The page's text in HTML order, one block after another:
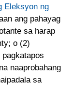
Eleksyon ng
ang pahayag
sa harap
o (2)
naaprobahang
sa